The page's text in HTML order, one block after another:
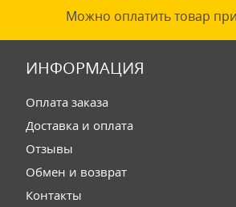
Можно оплатить товар
ИНФОРМАЦИЯ
Оплата заказа
Доставка и оплата
Отзывы
Обмен и возврат
Контакты